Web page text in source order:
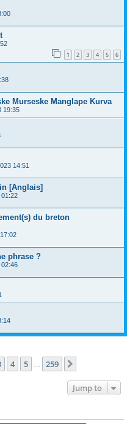
1 2 3 4 5 6
Murseske Manglape Kurva
19:35
14:51
[Anglais]
01:22
du breton
phrase ?
4 5 259
Jump to